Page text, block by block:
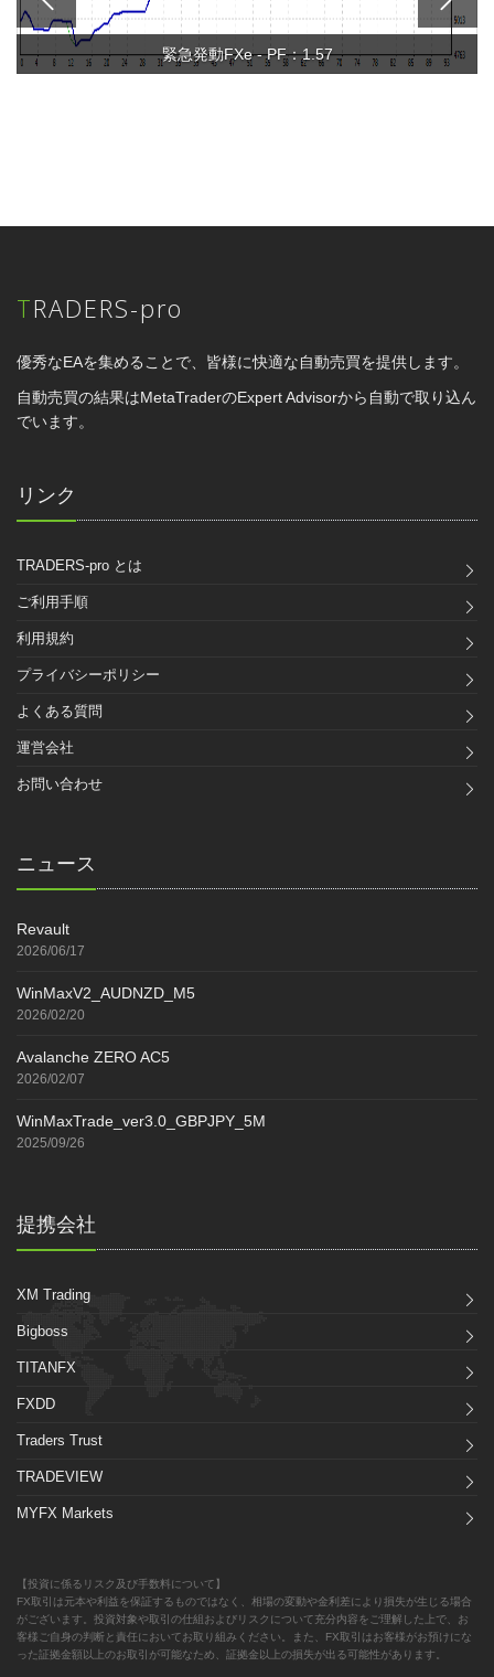
緊急発動FXe - PF：1.57
TRADERS-pro
優秀なEAを集めることで、皆様に快適な自動売買を提供します。
自動売買の結果はMetaTraderのExpert Advisorから自動で取り込ん
でいます。
リンク
TRADERS-pro とは
ご利用手順
利用規約
プライバシーポリシー
よくある質問
運営会社
お問い合わせ
ニュース
Revault
2026/06/17
WinMaxV2_AUDNZD_M5
2026/02/20
Avalanche ZERO AC5
2026/02/07
WinMaxTrade_ver3.0_GBPJPY_5M
2025/09/26
提携会社
XM Trading
Bigboss
TITANFX
FXDD
Traders Trust
TRADEVIEW
MYFX Markets
【投資に係るリスク及び手数料について】
FX取引は元本や利益を保証するものではなく、相場の変動や金利差により損失が生じる場合
がございます。投資対象や取引の仕組およびリスクについて充分内容をご理解した上で、お
客様ご自身の判断と責任においてお取り組みください。また、FX取引はお客様がお預けにな
った証拠金額以上のお取引が可能なため、証拠金以上の損失が出る可能性があります。